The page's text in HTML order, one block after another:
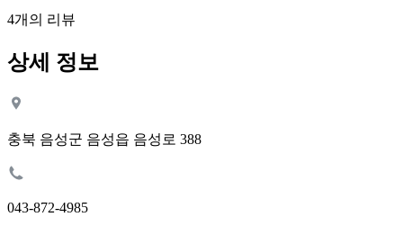
4개의 리뷰
상세 정보
충북 음성군 음성읍 음성로 388
043-872-4985